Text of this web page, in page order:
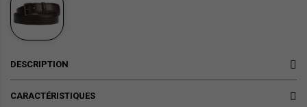
DESCRIPTION
CARACTÉRISTIQUES